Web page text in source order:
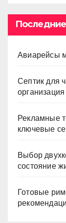
Авиарейсы
Септик для
Рекламные
ключевые
Выбор
состояние
Готовые